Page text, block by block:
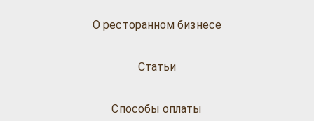
О ресторанном бизнесе
Статьи
Способы оплаты